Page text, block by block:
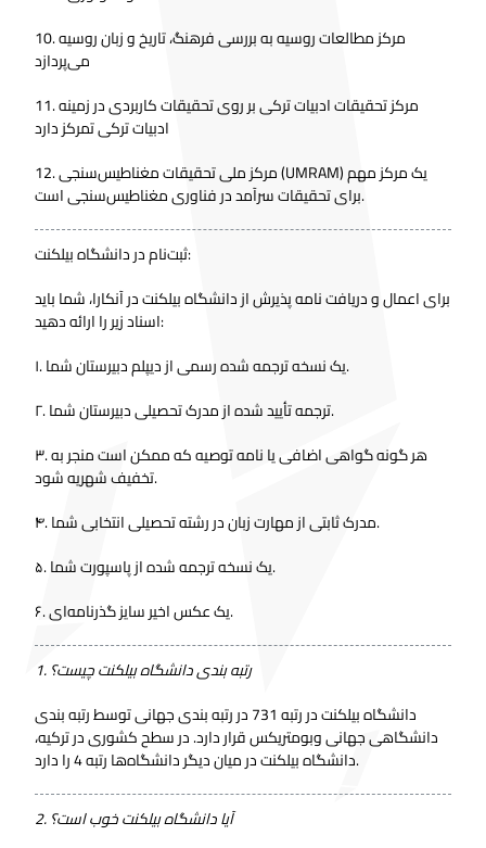
10. مرکز مطالعات روسیه به بررسی فرهنگ، تاریخ و زبان روسیه
می‌پردازد
11. مرکز تحقیقات ادبیات ترکی بر روی تحقیقات کاربردی در زمینه
ادبیات ترکی تمرکز دارد
12. مرکز ملی تحقیقات مغناطیس‌سنجی (UMRAM) یک مرکز مهم
برای تحقیقات سرآمد در فناوری مغناطیس‌سنجی است.
ثبت‌نام در دانشگاه بیلکنت:
برای اعمال و دریافت نامه پذیرش از دانشگاه بیلکنت در آنکارا، شما باید
اسناد زیر را ارائه دهید:
۱. یک نسخه ترجمه شده رسمی از دیپلم دبیرستان شما.
۲. ترجمه تأیید شده از مدرک تحصیلی دبیرستان شما.
۳. هر گونه گواهی اضافی یا نامه توصیه که ممکن است منجر به
تخفیف شهریه شود.
۴. مدرک ثابتی از مهارت زبان در رشته تحصیلی انتخابی شما.
۵. یک نسخه ترجمه شده از پاسپورت شما.
۶. یک عکس اخیر سایز گذرنامه‌ای.
1. رتبه بندی دانشگاه بیلکنت چیست؟
دانشگاه بیلکنت در رتبه 731 در رتبه بندی جهانی توسط رتبه بندی
دانشگاهی جهانی وبومتریکس قرار دارد. در سطح کشوری در ترکیه،
دانشگاه بیلکنت در میان دیگر دانشگاه‌ها رتبه 4 را دارد.
2. آیا دانشگاه بیلکنت خوب است؟